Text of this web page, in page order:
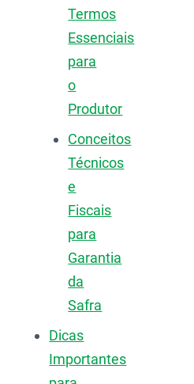
Termos
Essenciais
para
o
Produtor
Conceitos
Técnicos
e
Fiscais
para
Garantia
da
Safra
Dicas
Importantes